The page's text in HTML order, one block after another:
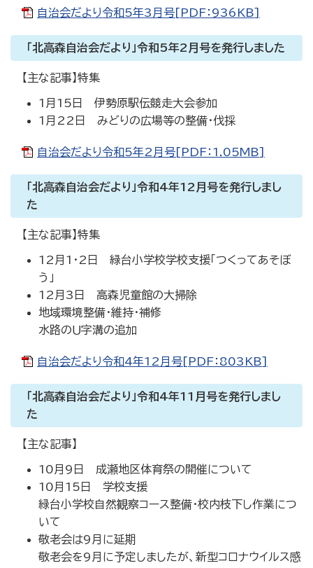
自治会だより令和5年3月号[PDF：936KB]
「北高森自治会だより」令和5年2月号を発行しました
【主な記事】特集
1月15日 伊勢原駅伝競走大会参加
1月22日 みどりの広場等の整備・伐採
自治会だより令和5年2月号[PDF：1.05MB]
「北高森自治会だより」令和4年12月号を発行しまし
た
【主な記事】特集
12月1・2日 緑台小学校学校支援「つくってあそぼ
う」
12月3日 高森児童館の大掃除
地域環境整備・維持・補修
水路のＵ字溝の追加
自治会だより令和4年12月号[PDF：803KB]
「北高森自治会だより」令和4年11月号を発行しまし
た
【主な記事】
10月9日 成瀬地区体育祭の開催について
10月15日 学校支援
緑台小学校自然観察コース整備・校内枝下し作業につ
いて
敬老会は9月に延期
敬老会を9月に予定しましたが、新型コロナウイルス感